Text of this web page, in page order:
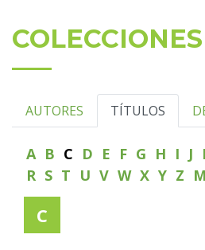
COLECCIONES
AUTORES TÍTULOS
A B C D E F G H I J
R S T U V W X Y Z
C